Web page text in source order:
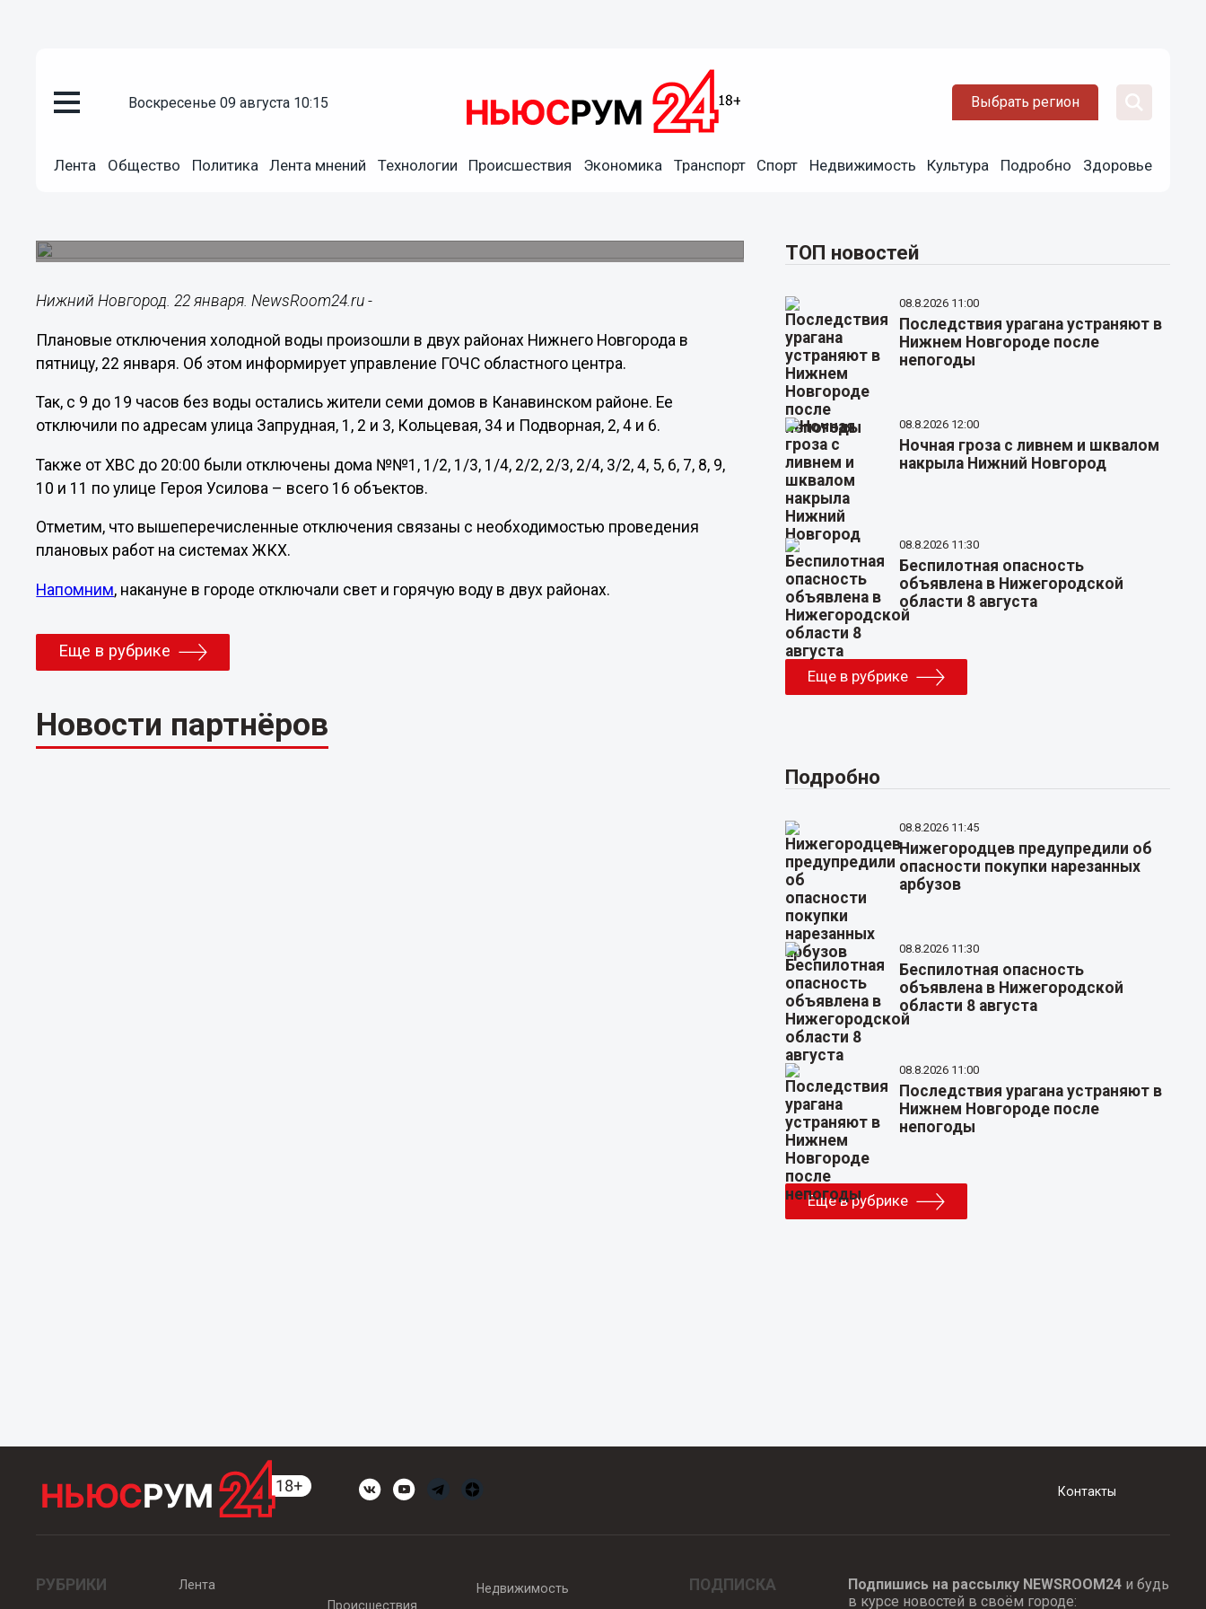
воскресенье 09 августа 10:15 Выбрать регион
Лента Общество Политика Лента мнений Технологии Происшествия Экономика Транспорт Спорт Недвижимость Культура Подробно Здоровье
Холодную воду частично отключили в двух районах
Нижний Новгород. 22 января. NewsRoom24.ru -
Плановые отключения холодной воды произошли в двух районах Нижнего Новгорода в
пятницу, 22 января. Об этом информирует управление ГОЧС областного центра.
Так, с 9 до 19 часов без воды остались жители семи домов в Канавинском районе. Ее
отключили по адресам улица Запрудная, 1, 2 и 3, Кольцевая, 34 и Подворная, 2, 4 и 6.
Также от ХВС до 20:00 были отключены дома №№1, 1/2, 1/3, 1/4, 2/2, 2/3, 2/4, 3/2, 4, 5, 6, 7, 8, 9,
10 и 11 по улице Героя Усилова – всего 16 объектов.
Отметим, что вышеперечисленные отключения связаны с необходимостью проведения
плановых работ на системах ЖКХ.
Напомним, накануне в городе отключали свет и горячую воду в двух районах.
Еще в рубрике
Новости партнёров
ТОП новостей
08.8.2026 11:00
Последствия урагана устраняют в
Нижнем Новгороде после
непогоды
08.8.2026 12:00
Ночная гроза с ливнем и шквалом
накрыла Нижний Новгород
08.8.2026 11:30
Беспилотная опасность
объявлена в Нижегородской
области 8 августа
Еще в рубрике
Подробно
08.8.2026 11:45
Нижегородцев предупредили об
опасности покупки нарезанных
арбузов
08.8.2026 11:30
Беспилотная опасность
объявлена в Нижегородской
области 8 августа
08.8.2026 11:00
Последствия урагана устраняют в
Нижнем Новгороде после
непогоды
Еще в рубрике
Контакты
РУБРИКИ
Лента
Происшествия
Недвижимость ПОДПИСКА Подпишись на рассылку NEWSROOM24и будь
в курсе новостей в своём городе: